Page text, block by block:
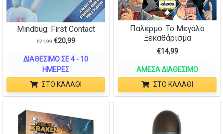
Mindbug: First Contact
€21,99 €20,99
ΔΙΑΘΈΣΙΜΟ ΣΕ 4 - 10
ΗΜΈΡΕΣ
ΣΤΟ ΚΑΛΆΘΙ
Παλέρμο: Το Μεγάλο
Ξεκαθάρισμα
€14,99
ΆΜΕΣΑ ΔΙΑΘΈΣΙΜΟ
ΣΤΟ ΚΑΛΆΘΙ